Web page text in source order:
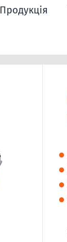
Продукція